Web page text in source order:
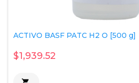
ACTIVO BASF PATC H2 O [500 g]
$1,939.52